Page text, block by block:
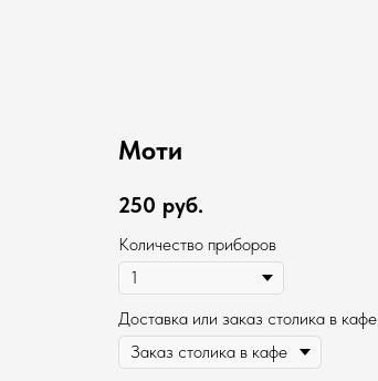
Моти
250 руб.
Количество приборов
Доставка или заказ столика в кафе